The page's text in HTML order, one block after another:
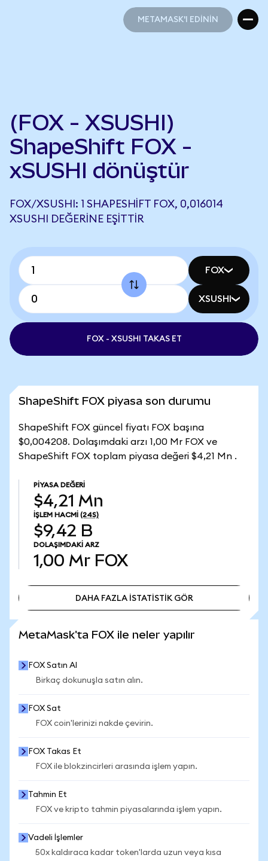
METAMASK'I EDİNİN
(FOX - XSUSHI)
ShapeShift FOX -
xSUSHI dönüştür
FOX/XSUSHI: 1 SHAPESHIFT FOX, 0,016014
XSUSHI DEĞERINE EŞITTIR
FOX
XSUSHI
FOX - XSUSHI TAKAS ET
ShapeShift FOX piyasa son durumu
ShapeShift FOX güncel fiyatı FOX başına
$0,004208. Dolaşımdaki arzı 1,00 Mr FOX ve
ShapeShift FOX toplam piyasa değeri $4,21 Mn .
PIYASA DEĞERI
$4,21 Mn
İŞLEM HACMI (24S)
$9,42 B
DOLAŞIMDAKI ARZ
1,00 Mr FOX
DAHA FAZLA İSTATİSTİK GÖR
MetaMask'ta FOX ile neler yapılır
FOX Satın Al
Birkaç dokunuşla satın alın.
FOX Sat
FOX coin'lerinizi nakde çevirin.
FOX Takas Et
FOX ile blokzincirleri arasında işlem yapın.
Tahmin Et
FOX ve kripto tahmin piyasalarında işlem yapın.
Vadeli İşlemler
50x kaldıraca kadar token'larda uzun veya kısa